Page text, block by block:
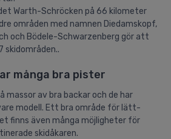
Warth-Schröcken på 66 kilometer
områden med namnen Diedamskopf,
och Bödele-Schwarzenberg gör att
skidområden..
många bra pister
massor av bra backar och de har
modell. Ett bra område för lätt-
finns även många möjligheter för
skidåkaren.